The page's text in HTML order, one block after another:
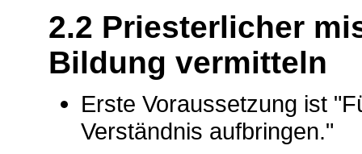
2.2 Priesterlicher
Bildung vermitteln
Erste Voraussetzung ist
Verständnis aufbringen."